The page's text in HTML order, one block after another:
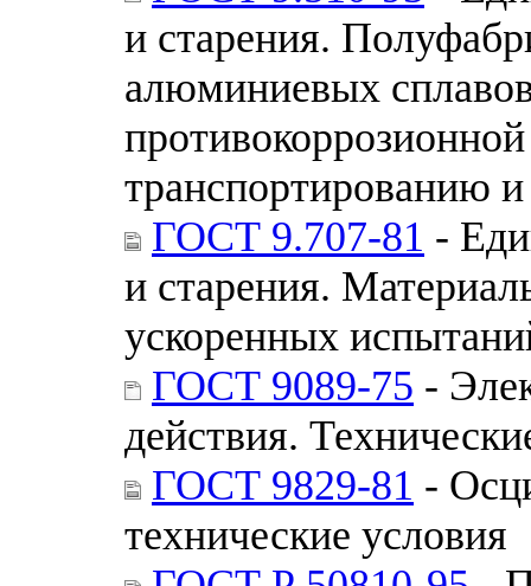
и старения.
алюминиевых
транспортированию
ГОСТ 9.707-81 -
и старения.
ускоренных
ГОСТ 9089-75 -
действия.
ГОСТ 9829-81 -
технические условия